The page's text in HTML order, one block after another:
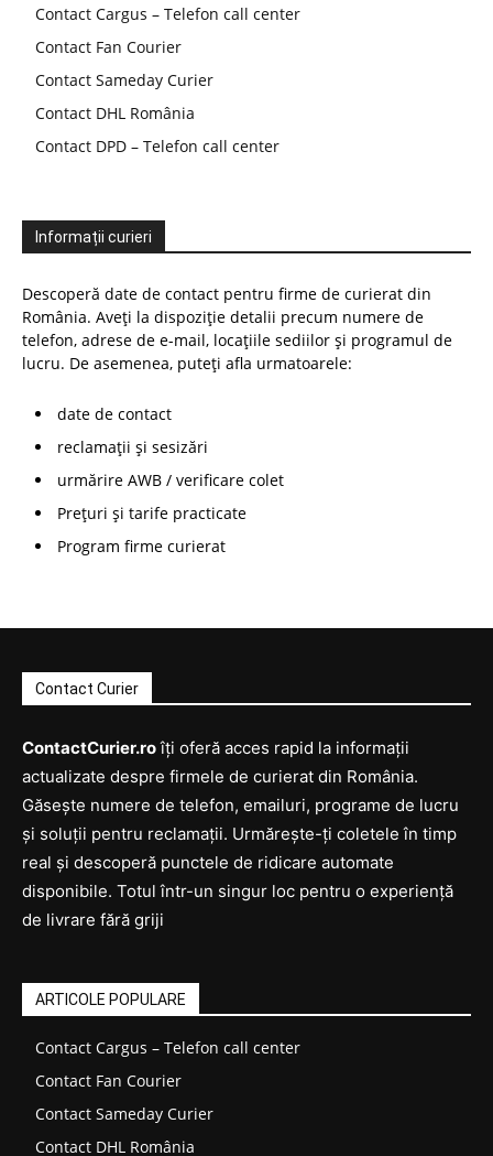
Contact Cargus – Telefon call center
Contact Fan Courier
Contact Sameday Curier
Contact DHL România
Contact DPD – Telefon call center
Informații curieri
Descoperă date de contact pentru firme de curierat din
România. Aveți la dispoziție detalii precum numere de
telefon, adrese de e-mail, locațiile sediilor și programul de
lucru. De asemenea, puteți afla urmatoarele:
date de contact
reclamații și sesizări
urmărire AWB / verificare colet
Prețuri și tarife practicate
Program firme curierat
Contact Curier
ContactCurier.roîți oferă acces rapid la informații
actualizate despre firmele de curierat din România.
Găsește numere de telefon, emailuri, programe de lucru
și soluții pentru reclamații. Urmărește-ți coletele în timp
real și descoperă punctele de ridicare automate
disponibile. Totul într-un singur loc pentru o experiență
de livrare fără griji
ARTICOLE POPULARE
Contact Cargus – Telefon call center
Contact Fan Courier
Contact Sameday Curier
Contact DHL România